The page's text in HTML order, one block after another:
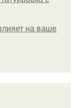
на ваше